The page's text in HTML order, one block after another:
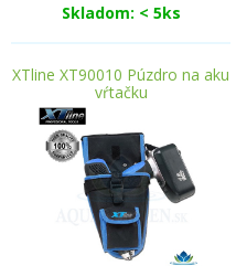
Skladom: < 5ks
XTline XT90010 Púzdro na aku
vŕtačku